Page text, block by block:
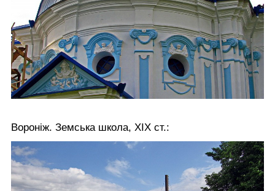
Вороніж. Земська школа, ХІХ ст.: